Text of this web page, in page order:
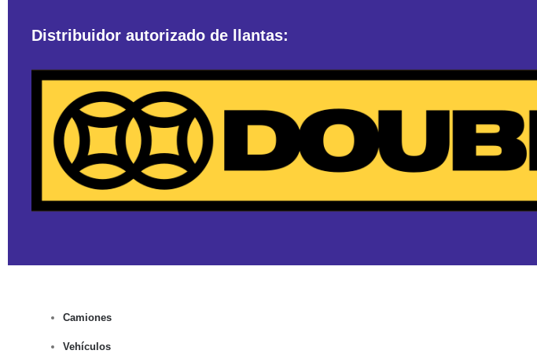
Distribuidor autorizado de llantas:
Camiones
Vehículos